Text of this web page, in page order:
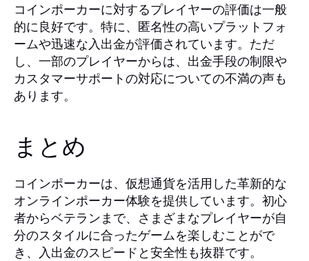
コインポーカーに対するプレイヤーの評価は一般
的に良好です。特に、匿名性の高いプラットフォ
ームや迅速な入出金が評価されています。ただ
し、一部のプレイヤーからは、出金手段の制限や
カスタマーサポートの対応についての不満の声も
あります。
まとめ
コインポーカーは、仮想通貨を活用した革新的な
オンラインポーカー体験を提供しています。初心
者からベテランまで、さまざまなプレイヤーが自
分のスタイルに合ったゲームを楽しむことがで
き、入出金のスピードと安全性も抜群です。